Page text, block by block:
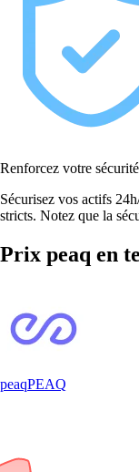
Renforcez votre sécurité
Sécurisez vos actifs
stricts. Notez que la
Prix peaq en
peaqPEAQ